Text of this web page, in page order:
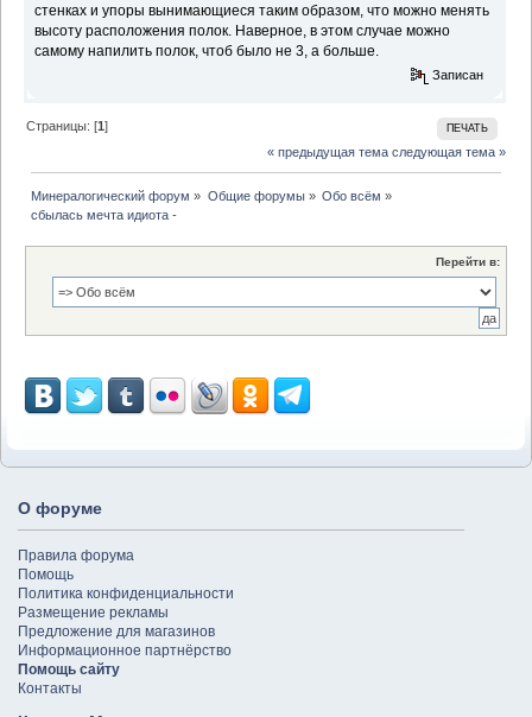
стенках и упоры вынимающиеся таким образом, что можно менять
высоту расположения полок. Наверное, в этом случае можно
самому напилить полок, чтоб было не 3, а больше.
Записан
ПЕЧАТЬ
Страницы: [1]
« предыдущая тема следующая тема »
Минералогический форум » Общие форумы» Обо всём »
сбылась мечта идиота -
Перейти в:
О форуме
Правила форума
Помощь
Политика конфиденциальности
Размещение рекламы
Предложение для магазинов
Информационное партнёрство
Помощь сайту
Контакты